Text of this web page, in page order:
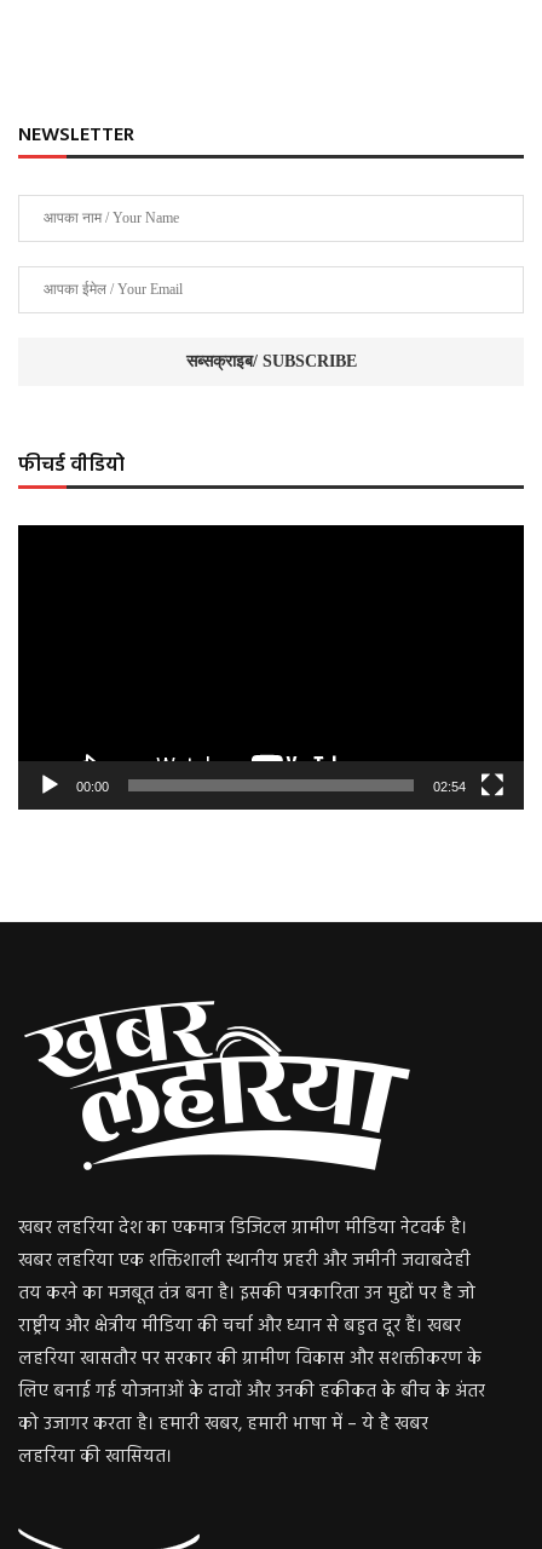
NEWSLETTER
फीचर्ड वीडियो
00:00 02:54
खबर लहरिया देश का एकमात्र डिजिटल ग्रामीण मीडिया नेटवर्क है।
खबर लहरिया एक शक्तिशाली स्थानीय प्रहरी और जमीनी जवाबदेही
तय करने का मजबूत तंत्र बना है। इसकी पत्रकारिता उन मुद्दों पर है जो
राष्ट्रीय और क्षेत्रीय मीडिया की चर्चा और ध्यान से बहुत दूर हैं। खबर
लहरिया खासतौर पर सरकार की ग्रामीण विकास और सशक्तीकरण के
लिए बनाई गई योजनाओं के दावों और उनकी हकीकत के बीच के अंतर
को उजागर करता है। हमारी खबर, हमारी भाषा में – ये है खबर
लहरिया की खासियत।